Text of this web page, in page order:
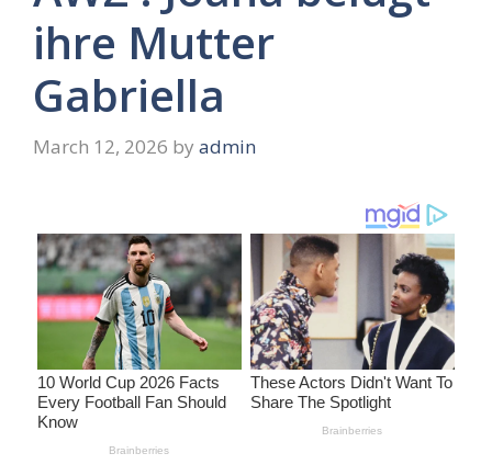
ihre Mutter
Gabriella
March 12, 2026 by admin